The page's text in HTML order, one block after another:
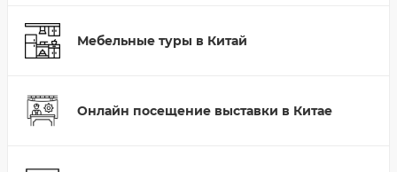
Мебельные туры в Китай
Онлайн посещение выставки в Китае